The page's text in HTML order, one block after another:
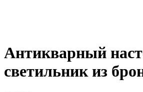
Антикварный
светильник из